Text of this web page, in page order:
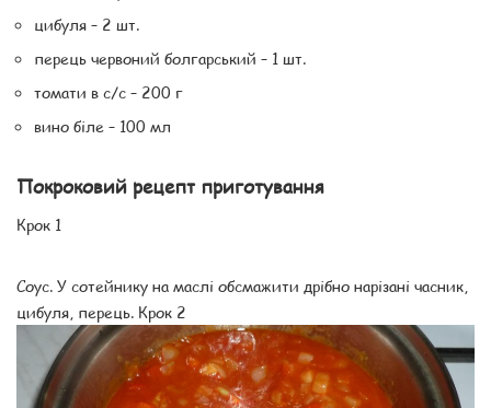
цибуля – 2 шт.
перець червоний болгарський – 1 шт.
томати в с/с – 200 г
вино біле – 100 мл
Покроковий рецепт приготування
Крок 1
Соус. У сотейнику на маслі обсмажити дрібно нарізані часник,
цибуля, перець. Крок 2